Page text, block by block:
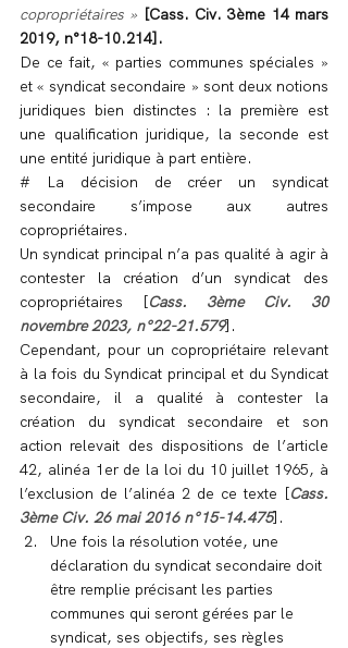
copropriétaires » [Cass. Civ. 3ème 14 mars
2019, n°18-10.214].
De ce fait, « parties communes spéciales »
et « syndicat secondaire » sont deux notions
juridiques bien distinctes : la première est
une qualification juridique, la seconde est
une entité juridique à part entière.
# La décision de créer un syndicat
secondaire s’impose aux autres
copropriétaires.
Un syndicat principal n’a pas qualité à agir à
contester la création d’un syndicat des
copropriétaires [Cass. 3ème Civ. 30
novembre 2023, n°22-21.579].
Cependant, pour un copropriétaire relevant
à la fois du Syndicat principal et du Syndicat
secondaire, il a qualité à contester la
création du syndicat secondaire et son
action relevait des dispositions de l’article
42, alinéa 1er de la loi du 10 juillet 1965, à
l’exclusion de l’alinéa 2 de ce texte [Cass.
3ème Civ. 26 mai 2016 n°15-14.475].
Une fois la résolution votée, une
déclaration du syndicat secondaire doit
être remplie précisant les parties
communes qui seront gérées par le
syndicat, ses objectifs, ses règles